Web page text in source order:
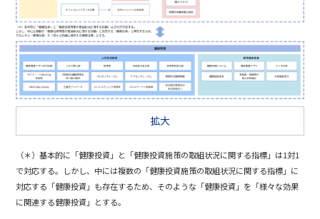
拡大
（＊）基本的に「健康投資」と「健康投資施策の取組状況に関する指標」は1対1
で対応する。しかし、中には複数の「健康投資施策の取組状況に関する指標」に
対応する「健康投資」も存在するため、そのような「健康投資」を「様々な効果
に関連する健康投資」とする。